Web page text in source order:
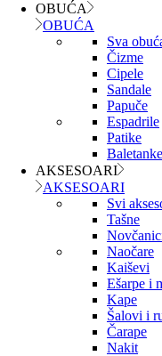
OBUĆA
OBUĆA
Sva
Čizme
Cipele
Sandale
Papuče
Espadrile
Patike
Baletanke
AKSESOARI
AKSESOARI
Svi
Tašne
Naočare
Kaiševi
Ešarpe i
Kape
Šalovi i
Čarape
Nakit